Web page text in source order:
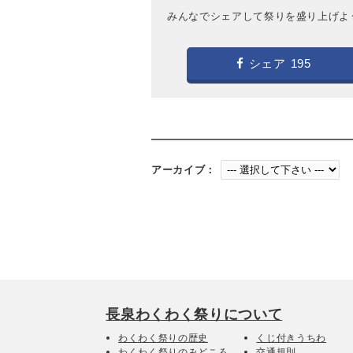
みんなでシェアして祭りを盛り上げよ
シェア 195
アーカイブ：
長泉わくわく祭りについて
わくわく祭りの歴史
くじ付きうちわ